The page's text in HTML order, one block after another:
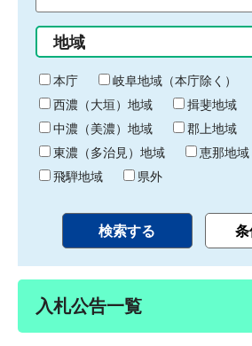
始
り
間
終
わ
り
地域
本庁
岐阜地域（本庁除く）
西濃（大垣）地域
揖斐地域
中濃（美濃）地域
郡上地域
東濃（多治見）地域
恵那地域
飛騨地域
県外
入札公告一覧